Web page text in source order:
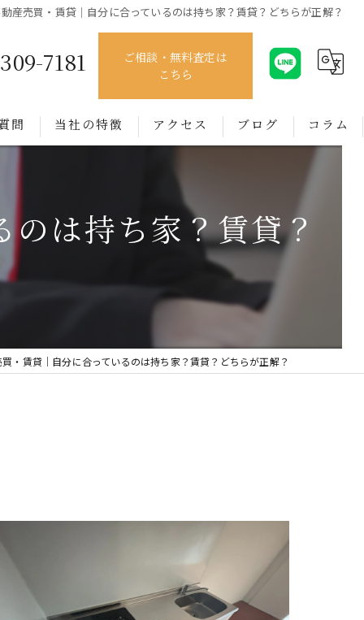
産売買・賃貸｜自分に合っているのは持ち家？賃貸？どちらが正解？
7181
ご相談・無料査定は
こちら
問 当社の特徴
賃貸
アクセス ブログ コラム
は持ち家？賃貸？
・賃貸｜自分に合っているのは持ち家？賃貸？どちらが正解？